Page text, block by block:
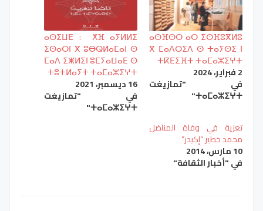
ⴰⵙⴼⵙⵔ ⴰⵔ ⵉⵙⴼⵓⴳⵍⵓ
ⴳ ⵎⴰⴷⵔⵉⴷ ⵙ ⵜⴰⵢⵙⵉ ⵏ
ⵜⴽⴹⵉⴼⵜ ⵜⴰⵎⴰⵣⵉⵖⵜ
2 فبراير، 2024
في "تمازيغت
ⵜⴰⵎⴰⵣⵉⵖⵜ"
ⴰⵙⵉⵡⴹ : ⵅⴼ ⴰⵢⵍⵍⵉ
ⵉⵙⴰⵔⵏ ⴳ ⵓⴱⵕⵍⴰⵎⴰⵏ ⵙ
ⵎⴰⴷ ⵉⵥⵍⵉⵏ ⵓⵎⵢⴰⵡⴰⴹ ⵙ
ⵜⵓⵜⵍⴰⵢⵜ ⵜⴰⵎⴰⵣⵉⵖⵜ
16 ديسمبر، 2021
في "تمازيغت
ⵜⴰⵎⴰⵣⵉⵖⵜ"
تعزية في وفاة المناضل
محمد خطير “إكيدر” ‎‎‎‎
10 مارس، 2014
في "أخبار الثقافة"